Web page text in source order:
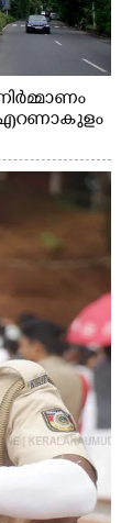
എറണാകുളം